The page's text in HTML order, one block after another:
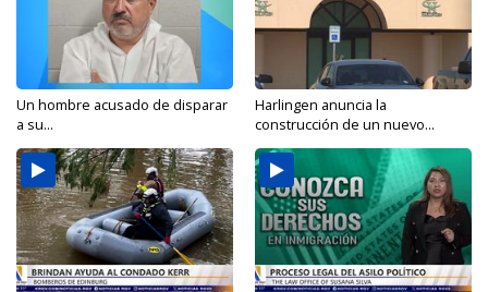
Un hombre acusado de disparar
a su...
Harlingen anuncia la
construcción de un nuevo...